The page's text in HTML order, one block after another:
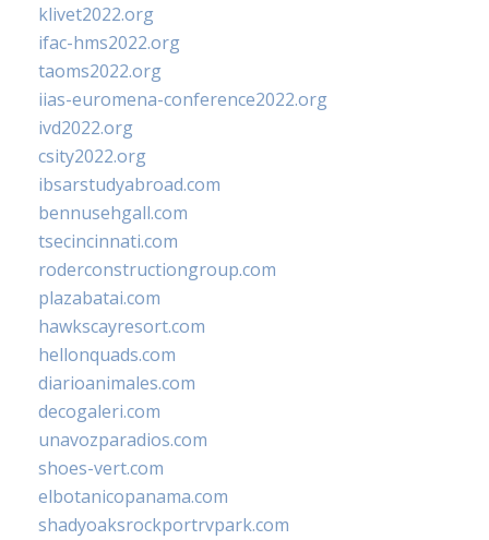
klivet2022.org
ifac-hms2022.org
taoms2022.org
iias-euromena-conference2022.org
ivd2022.org
csity2022.org
ibsarstudyabroad.com
bennusehgall.com
tsecincinnati.com
roderconstructiongroup.com
plazabatai.com
hawkscayresort.com
hellonquads.com
diarioanimales.com
decogaleri.com
unavozparadios.com
shoes-vert.com
elbotanicopanama.com
shadyoaksrockportrvpark.com